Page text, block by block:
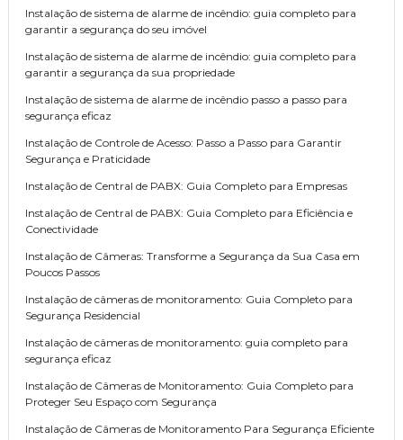
Instalação de sistema de alarme de incêndio: guia completo para
garantir a segurança do seu imóvel
Instalação de sistema de alarme de incêndio: guia completo para
garantir a segurança da sua propriedade
Instalação de sistema de alarme de incêndio passo a passo para
segurança eficaz
Instalação de Controle de Acesso: Passo a Passo para Garantir
Segurança e Praticidade
Instalação de Central de PABX: Guia Completo para Empresas
Instalação de Central de PABX: Guia Completo para Eficiência e
Conectividade
Instalação de Câmeras: Transforme a Segurança da Sua Casa em
Poucos Passos
Instalação de câmeras de monitoramento: Guia Completo para
Segurança Residencial
Instalação de câmeras de monitoramento: guia completo para
segurança eficaz
Instalação de Câmeras de Monitoramento: Guia Completo para
Proteger Seu Espaço com Segurança
Instalação de Câmeras de Monitoramento Para Segurança Eficiente